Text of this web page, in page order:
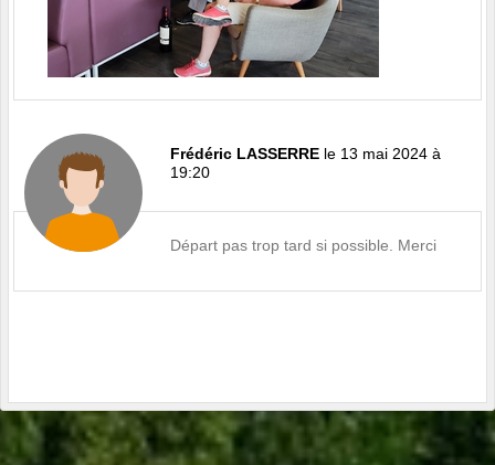
Frédéric LASSERRE le 13 mai 2024 à
19:20
Départ pas trop tard si possible. Merci